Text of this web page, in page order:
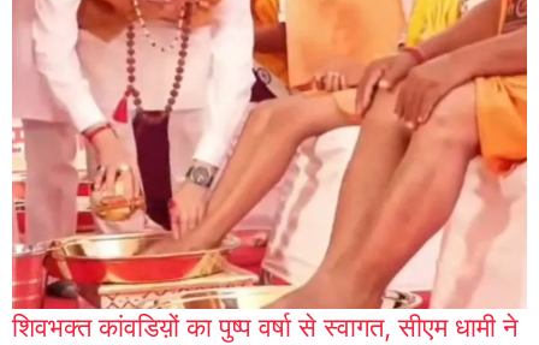
शिवभक्त कांवडिय़ों का पुष्प वर्षा से स्वागत, सीएम धामी ने